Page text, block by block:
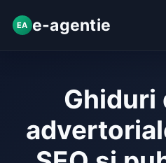
EA e-agentie
Ghiduri